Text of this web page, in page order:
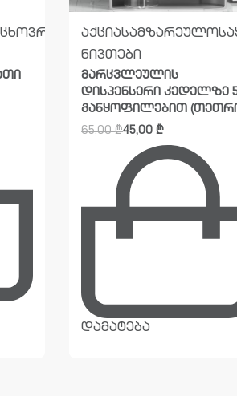
აქციასამზარეულო
ნივთები
მარცვლეულის
დისპენსერი კედელზე
განყოფილებით
65,00₾45,00₾
დამატება